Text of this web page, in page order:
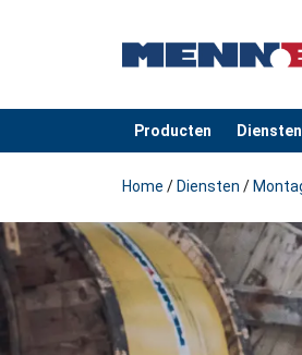
Producten Diensten
toegevoegd aan uw
Home / Diensten /